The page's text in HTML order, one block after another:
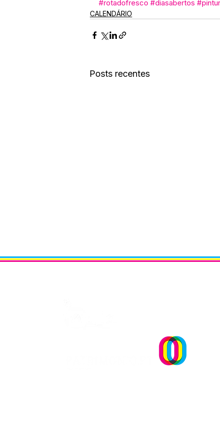
#rotadofresco #diasabertos
CALENDÁRIO
Posts recentes
Património em Portugal”